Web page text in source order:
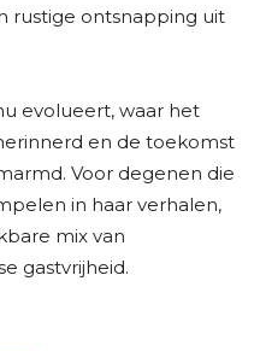
rustige ontsnapping uit
evolueert, waar het
en de toekomst
Voor degenen die
in haar verhalen,
mix van
gastvrijheid.